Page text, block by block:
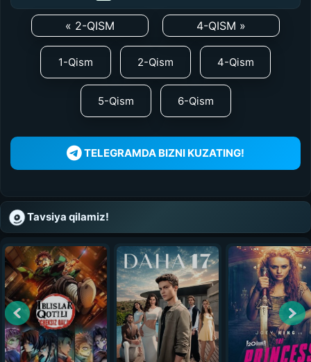
« 2-QISM 4-QISM »
1-Qism 2-Qism 4-Qism
5-Qism 6-Qism
TELEGRAMDA BIZNI KUZATING!
Tavsiya qilamiz!